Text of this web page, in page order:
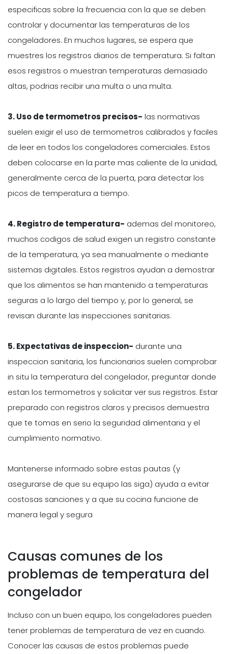
especificas sobre la frecuencia con la que se deben
controlar y documentar las temperaturas de los
congeladores. En muchos lugares, se espera que
muestres los registros diarios de temperatura. Si faltan
esos registros o muestran temperaturas demasiado
altas, podrias recibir una multa o una multa.
3. Uso de termometros precisos- las normativas
suelen exigir el uso de termometros calibrados y faciles
de leer en todos los congeladores comerciales. Estos
deben colocarse en la parte mas caliente de la unidad,
generalmente cerca de la puerta, para detectar los
picos de temperatura a tiempo.
4. Registro de temperatura- ademas del monitoreo,
muchos codigos de salud exigen un registro constante
de la temperatura, ya sea manualmente o mediante
sistemas digitales. Estos registros ayudan a demostrar
que los alimentos se han mantenido a temperaturas
seguras a lo largo del tiempo y, por lo general, se
revisan durante las inspecciones sanitarias.
5. Expectativas de inspeccion- durante una
inspeccion sanitaria, los funcionarios suelen comprobar
in situ la temperatura del congelador, preguntar donde
estan los termometros y solicitar ver sus registros. Estar
preparado con registros claros y precisos demuestra
que te tomas en serio la seguridad alimentaria y el
cumplimiento normativo.
Mantenerse informado sobre estas pautas (y
asegurarse de que su equipo las siga) ayuda a evitar
costosas sanciones y a que su cocina funcione de
manera legal y segura
Causas comunes de los
problemas de temperatura del
congelador
Incluso con un buen equipo, los congeladores pueden
tener problemas de temperatura de vez en cuando.
Conocer las causas de estos problemas puede